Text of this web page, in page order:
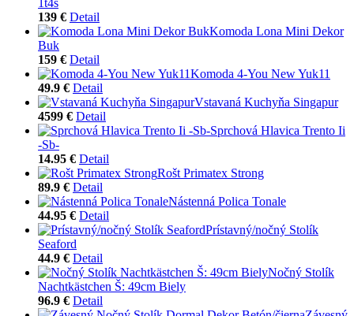
139 € Detail
Komoda Lona Mini Dekor
Buk
159 € Detail
Komoda 4-You New Yuk11
49.9 € Detail
Vstavaná Kuchyňa Singapur
4599 € Detail
Sprchová Hlavica Trento Ii
-Sb-
14.95 € Detail
Rošt Primatex Strong
89.9 € Detail
Nástenná Polica Tonale
44.95 € Detail
Prístavný/nočný Stolík
Seaford
44.9 € Detail
Nočný Stolík
Nachtkästchen Š: 49cm Biely
96.9 € Detail